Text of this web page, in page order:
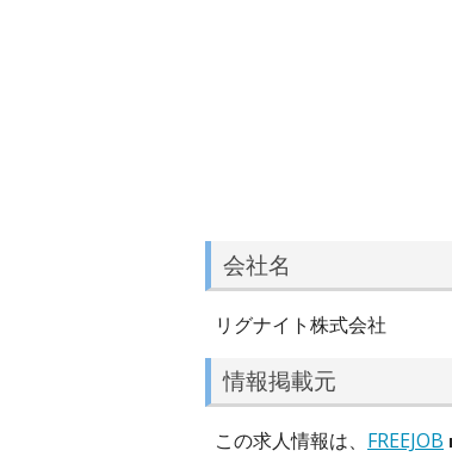
会社名
リグナイト株式会社
情報掲載元
この求人情報は、 FREEJOB